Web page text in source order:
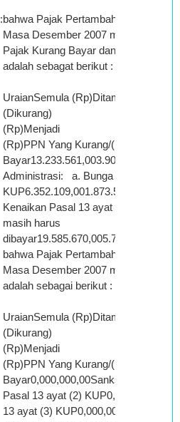
:bahwa Pajak Pertambahan Nilai
Masa Desember 2007 menurut Surat
Pajak Kurang Bayar dan Surat
adalah sebagat berikut :
UraianSemula (Rp)Ditambah/
(Dikurang)
(Rp)Menjadi
(Rp)PPN Yang Kurang/(Lebih)
Administrasi: a. Bunga Pasal 13
Kenaikan Pasal 13 ayat (3)
masih harus
bahwa Pajak Pertambahan Nilai
Masa Desember 2007 menurut
adalah sebagai berikut :
UraianSemula (Rp)Ditambah/
(Dikurang)
(Rp)Menjadi
(Rp)PPN Yang Kurang/(Lebih)
Bayar0,000,000,00Sanksi
Pasal 13 ayat (2) KUP0,000,000,00b.
13 ayat (3) KUP0,000,000,00Jumlah